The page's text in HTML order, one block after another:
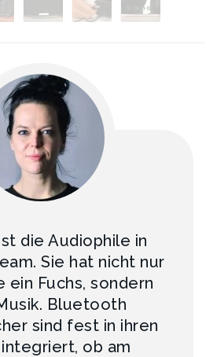
die Audiophile in
Sie hat nicht nur
ein Fuchs, sondern
Bluetooth
sind fest in ihren
ob am